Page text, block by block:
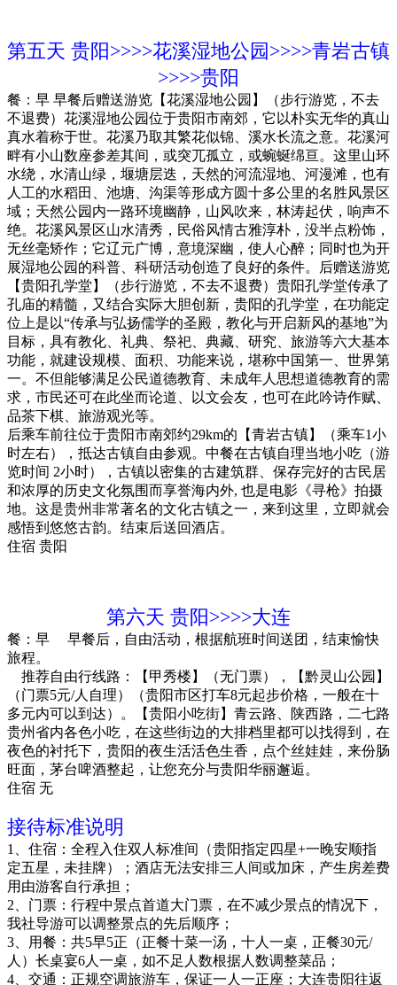
第五天 贵阳>>>>花溪湿地公园>>>>青岩古镇
>>>>贵阳
餐：早 早餐后赠送游览【花溪湿地公园】（步行游览，不去
不退费）花溪湿地公园位于贵阳市南郊，它以朴实无华的真山
真水着称于世。花溪乃取其繁花似锦、溪水长流之意。花溪河
畔有小山数座参差其间，或突兀孤立，或蜿蜒绵亘。这里山环
水绕，水清山绿，堰塘层迭，天然的河流湿地、河漫滩，也有
人工的水稻田、池塘、沟渠等形成方圆十多公里的名胜风景区
域；天然公园内一路环境幽静，山风吹来，林涛起伏，响声不
绝。花溪风景区山水清秀，民俗风情古雅淳朴，没半点粉饰，
无丝毫矫作；它辽元广博，意境深幽，使人心醉；同时也为开
展湿地公园的科普、科研活动创造了良好的条件。后赠送游览
【贵阳孔学堂】（步行游览，不去不退费）贵阳孔学堂传承了
孔庙的精髓，又结合实际大胆创新，贵阳的孔学堂，在功能定
位上是以“传承与弘扬儒学的圣殿，教化与开启新风的基地”为
目标，具有教化、礼典、祭祀、典藏、研究、旅游等六大基本
功能，就建设规模、面积、功能来说，堪称中国第一、世界第
一。不但能够满足公民道德教育、未成年人思想道德教育的需
求，市民还可在此坐而论道、以文会友，也可在此吟诗作赋、
品茶下棋、旅游观光等。
后乘车前往位于贵阳市南郊约29km的【青岩古镇】（乘车1小
时左右），抵达古镇自由参观。中餐在古镇自理当地小吃（游
览时间 2小时），古镇以密集的古建筑群、保存完好的古民居
和浓厚的历史文化氛围而享誉海内外, 也是电影《寻枪》拍摄
地。这是贵州非常著名的文化古镇之一，来到这里，立即就会
感悟到悠悠古韵。结束后送回酒店。
住宿 贵阳
第六天 贵阳>>>>大连
餐：早
早餐后，自由活动，根据航班时间送团，结束愉快
旅程。
推荐自由行线路：【甲秀楼】（无门票），【黔灵山公园】
（门票5元/人自理）（贵阳市区打车8元起步价格，一般在十
多元内可以到达）。【贵阳小吃街】青云路、陕西路，二七路
贵州省内各色小吃，在这些街边的大排档里都可以找得到，在
夜色的衬托下，贵阳的夜生活活色生香，点个丝娃娃，来份肠
旺面，茅台啤酒整起，让您充分与贵阳华丽邂逅。
住宿 无
接待标准说明
1、住宿：全程入住双人标准间（贵阳指定四星+一晚安顺指
定五星，未挂牌）；酒店无法安排三人间或加床，产生房差费
用由游客自行承担；
2、门票：行程中景点首道大门票，在不减少景点的情况下，
我社导游可以调整景点的先后顺序；
3、用餐：共5早5正（正餐十菜一汤，十人一桌，正餐30元/
人）长桌宴6人一桌，如不足人数根据人数调整菜品；
4、交通：正规空调旅游车，保证一人一正座；大连贵阳往返